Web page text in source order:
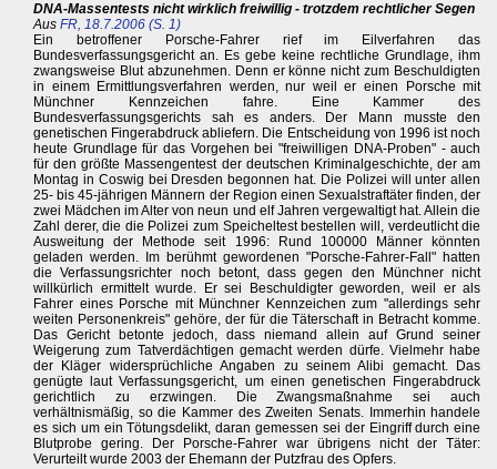
DNA-Massentests nicht wirklich freiwillig - trotzdem rechtlicher Segen
Aus FR, 18.7.2006 (S. 1)
Ein betroffener Porsche-Fahrer rief im Eilverfahren das
Bundesverfassungsgericht an. Es gebe keine rechtliche Grundlage, ihm
zwangsweise Blut abzunehmen. Denn er könne nicht zum Beschuldigten
in einem Ermittlungsverfahren werden, nur weil er einen Porsche mit
Münchner Kennzeichen fahre. Eine Kammer des
Bundesverfassungsgerichts sah es anders. Der Mann musste den
genetischen Fingerabdruck abliefern. Die Entscheidung von 1996 ist noch
heute Grundlage für das Vorgehen bei "freiwilligen DNA-Proben" - auch
für den größte Massengentest der deutschen Kriminalgeschichte, der am
Montag in Coswig bei Dresden begonnen hat. Die Polizei will unter allen
25- bis 45-jährigen Männern der Region einen Sexualstraftäter finden, der
zwei Mädchen im Alter von neun und elf Jahren vergewaltigt hat. Allein die
Zahl derer, die die Polizei zum Speicheltest bestellen will, verdeutlicht die
Ausweitung der Methode seit 1996: Rund 100000 Männer könnten
geladen werden. Im berühmt gewordenen "Porsche-Fahrer-Fall" hatten
die Verfassungsrichter noch betont, dass gegen den Münchner nicht
willkürlich ermittelt wurde. Er sei Beschuldigter geworden, weil er als
Fahrer eines Porsche mit Münchner Kennzeichen zum "allerdings sehr
weiten Personenkreis" gehöre, der für die Täterschaft in Betracht komme.
Das Gericht betonte jedoch, dass niemand allein auf Grund seiner
Weigerung zum Tatverdächtigen gemacht werden dürfe. Vielmehr habe
der Kläger widersprüchliche Angaben zu seinem Alibi gemacht. Das
genügte laut Verfassungsgericht, um einen genetischen Fingerabdruck
gerichtlich zu erzwingen. Die Zwangsmaßnahme sei auch
verhältnismäßig, so die Kammer des Zweiten Senats. Immerhin handele
es sich um ein Tötungsdelikt, daran gemessen sei der Eingriff durch eine
Blutprobe gering. Der Porsche-Fahrer war übrigens nicht der Täter:
Verurteilt wurde 2003 der Ehemann der Putzfrau des Opfers.